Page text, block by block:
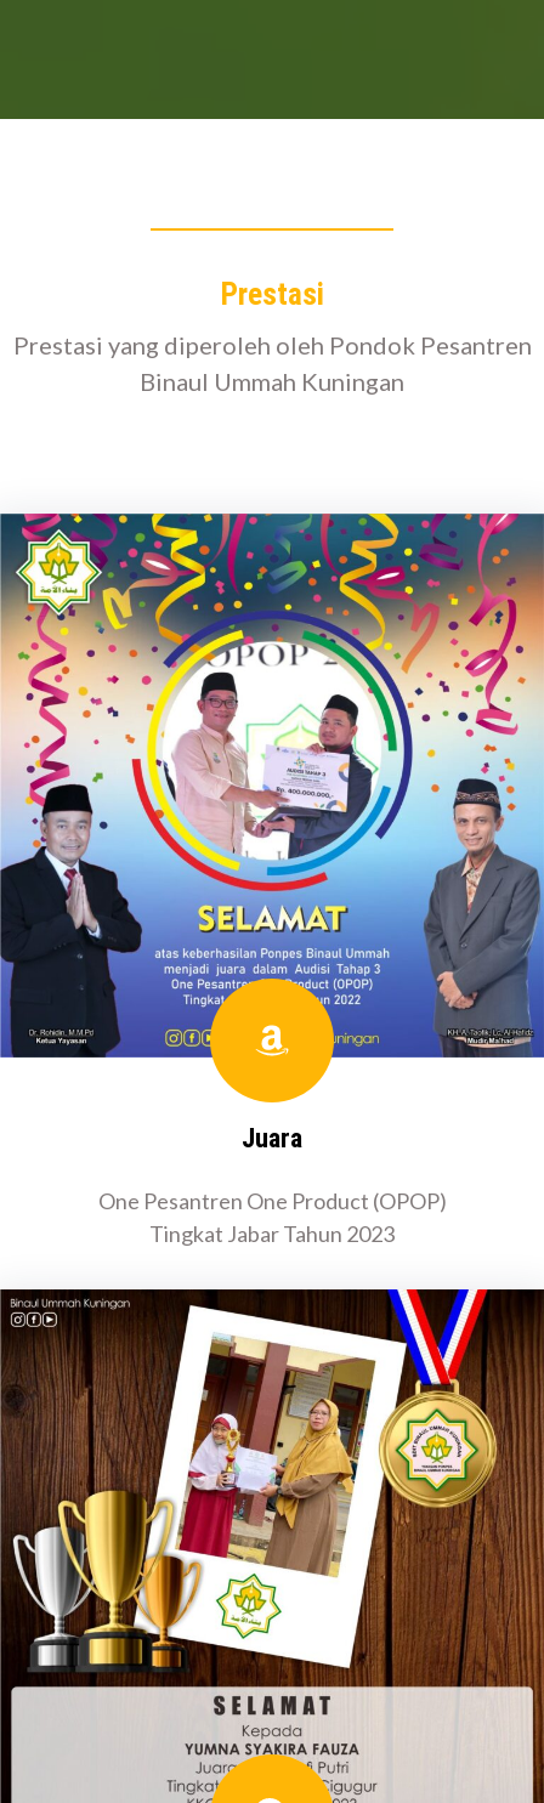
Prestasi
Prestasi yang diperoleh oleh Pondok Pesantren
Binaul Ummah Kuningan
Amazon
Juara
One Pesantren One Product (OPOP)
Tingkat Jabar Tahun 2023